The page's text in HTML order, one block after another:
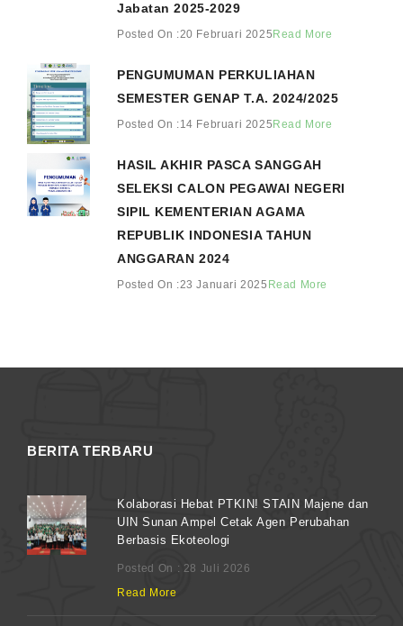
Jabatan 2025-2029
Posted On :20 Februari 2025 Read More
PENGUMUMAN PERKULIAHAN
SEMESTER GENAP T.A. 2024/2025
Posted On :14 Februari 2025 Read More
HASIL AKHIR PASCA SANGGAH
SELEKSI CALON PEGAWAI NEGERI
SIPIL KEMENTERIAN AGAMA
REPUBLIK INDONESIA TAHUN
ANGGARAN 2024
Posted On :23 Januari 2025 Read More
BERITA TERBARU
Kolaborasi Hebat PTKIN! STAIN Majene dan
UIN Sunan Ampel Cetak Agen Perubahan
Berbasis Ekoteologi
Posted On : 28 Juli 2026
Read More